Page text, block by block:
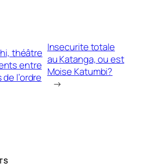
théâtre
entre
l’ordre
Insecurite totale
au Katanga, ou est
Moise Katumbi?
→